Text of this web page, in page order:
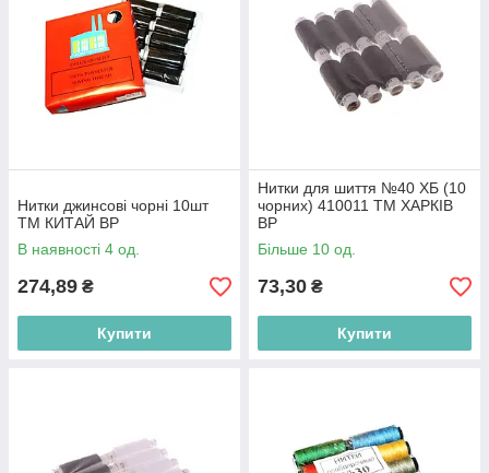
Нитки джинсові чорні 10шт
ТМ КИТАЙ BP
В наявності 4 од.
274,89 ₴
Купити
Нитки для шиття №40 ХБ (10
чорних) 410011 ТМ ХАРКІВ
BP
Більше 10 од.
73,30 ₴
Купити